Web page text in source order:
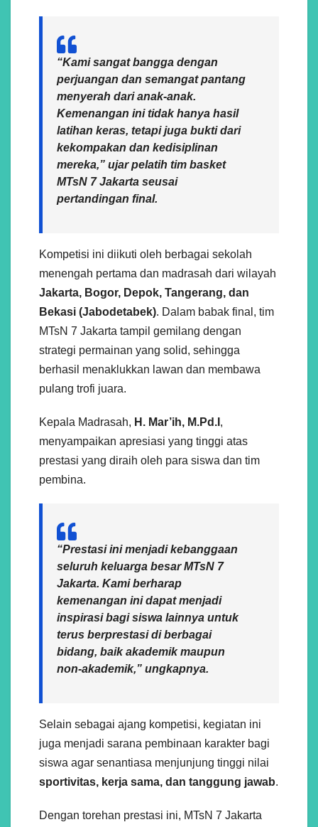
“Kami sangat bangga dengan
perjuangan dan semangat pantang
menyerah dari anak-anak.
Kemenangan ini tidak hanya hasil
latihan keras, tetapi juga bukti dari
kekompakan dan kedisiplinan
mereka,” ujarpelatih tim basket
MTsN 7 Jakarta seusai
pertandingan final.
Kompetisi ini diikuti oleh berbagai sekolah
menengah pertama dan madrasah dari wilayah
Jakarta, Bogor, Depok, Tangerang, dan
Bekasi (Jabodetabek). Dalam babak final, tim
MTsN 7 Jakarta tampil gemilang dengan
strategi permainan yang solid, sehingga
berhasil menaklukkan lawan dan membawa
pulang trofi juara.
Kepala Madrasah, H. Mar’ih, M.Pd.I ,
menyampaikan apresiasi yang tinggi atas
prestasi yang diraih oleh para siswa dan tim
pembina.
“Prestasi ini menjadi kebanggaan
seluruh keluarga besar MTsN 7
Jakarta. Kami berharap
kemenangan ini dapat menjadi
inspirasi bagi siswa lainnya untuk
terus berprestasi di berbagai
bidang, baik akademik maupun
non-akademik,” ungkapnya.
Selain sebagai ajang kompetisi, kegiatan ini
juga menjadi sarana pembinaan karakter bagi
siswa agar senantiasa menjunjung tinggi nilai
sportivitas, kerja sama, dan tanggung jawab.
Dengan torehan prestasi ini, MTsN 7 Jakarta